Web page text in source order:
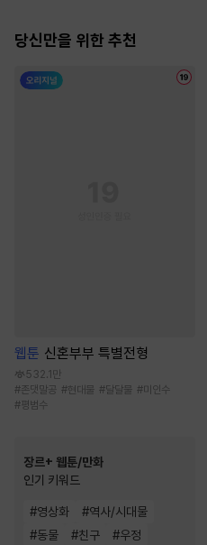
니다 [단행본]
당신만을 위한 추천
웹툰 신혼부부 특별전형
532.1만
#존댓말공 #현대물 #달달물 #미인수
#평범수
장르+ 웹툰/만화
인기 키워드
#영상화 #역사/시대물
#동물 #친구 #우정